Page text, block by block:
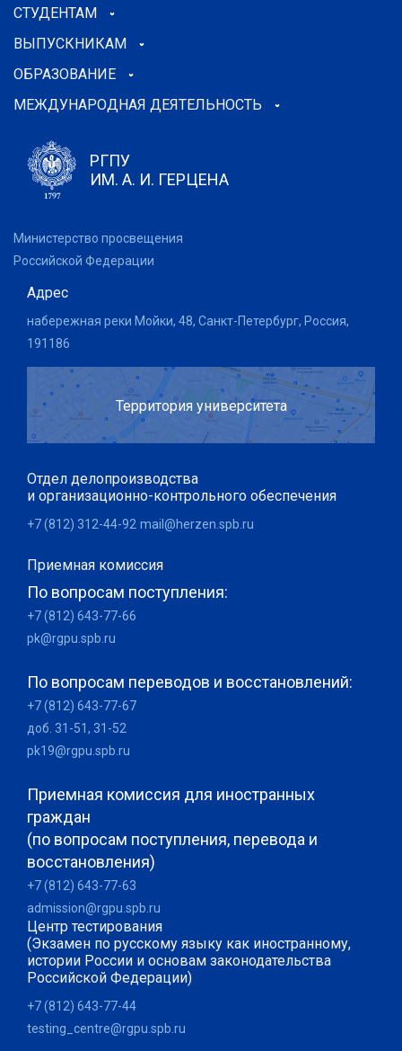
СТУДЕНТАМ
ВЫПУСКНИКАМ
ОБРАЗОВАНИЕ
МЕЖДУНАРОДНАЯ ДЕЯТЕЛЬНОСТЬ
РГПУ
ИМ. А. И. ГЕРЦЕНА
Министерство просвещения
Российской Федерации
Адрес
набережная реки Мойки, 48, Санкт-Петербург, Россия,
191186
Территория университета
Отдел делопроизводства
и организационно-контрольного обеспечения
+7 (812) 312-44-92 mail@herzen.spb.ru
Приемная комиссия
По вопросам поступления:
+7 (812) 643-77-66
pk@rgpu.spb.ru
По вопросам переводов и восстановлений:
+7 (812) 643-77-67
доб. 31-51, 31-52
pk19@rgpu.spb.ru
Приемная комиссия для иностранных
граждан
(по вопросам поступления, перевода и
восстановления)
+7 (812) 643-77-63
admission@rgpu.spb.ru
Центр тестирования
(Экзамен по русскому языку как иностранному,
истории России и основам законодательства
Российской Федерации)
+7 (812) 643-77-44
testing_centre@rgpu.spb.ru